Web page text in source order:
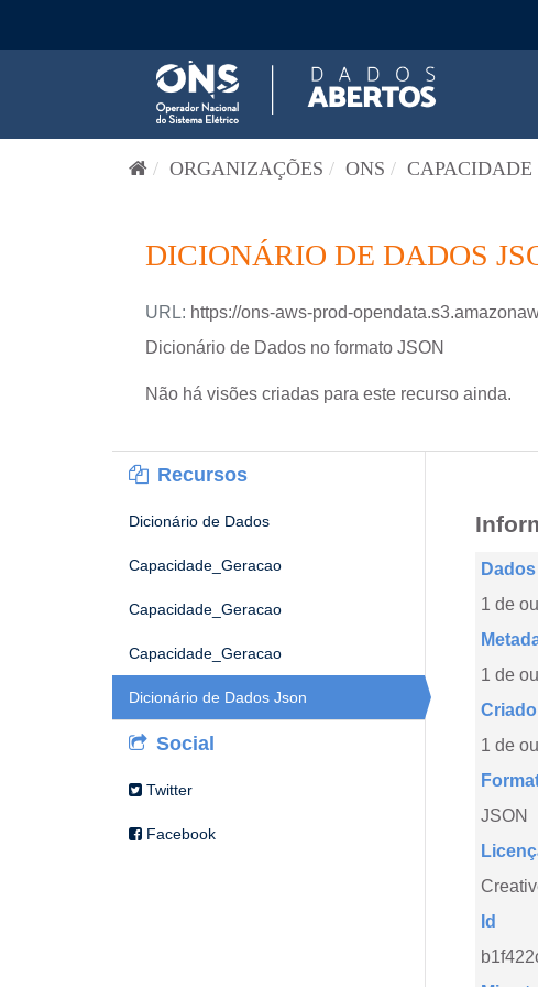
ORGANIZAÇÕES ONS
DICIONÁRIO DE DADOS
URL: https://ons-aws-prod-
Dicionário de Dados no formato JSON
Não há visões criadas para este recurso ainda.
Recursos
Dicionário de Dados
Capacidade_Geracao
Capacidade_Geracao
Capacidade_Geracao
Dicionário de Dados Json
Social
Twitter
Facebook
1 de
1 de
Criado
1 de
JSON
Id